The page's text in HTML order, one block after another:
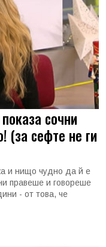
сочни
(за сефте не ги
и нищо чудно да й е
правеше и говореше
- от това, че